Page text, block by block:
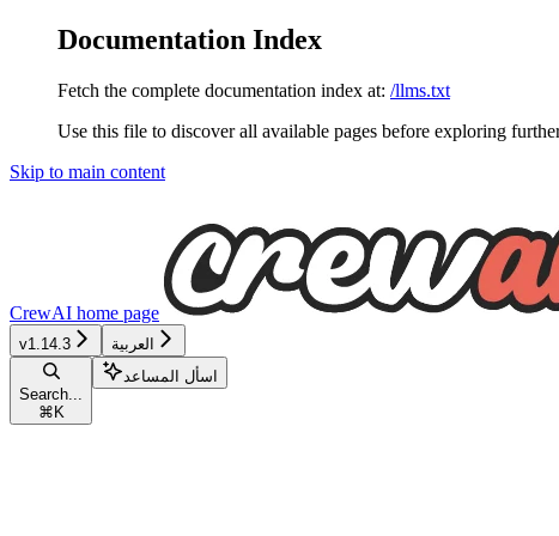
Documentation Index
Fetch the complete documentation index at: /llms.txt
Use this file to discover all available pages before exploring
Skip to main content
CrewAI home page
v1.14.3 العربية
Search...
⌘ K
اسأل المساعد